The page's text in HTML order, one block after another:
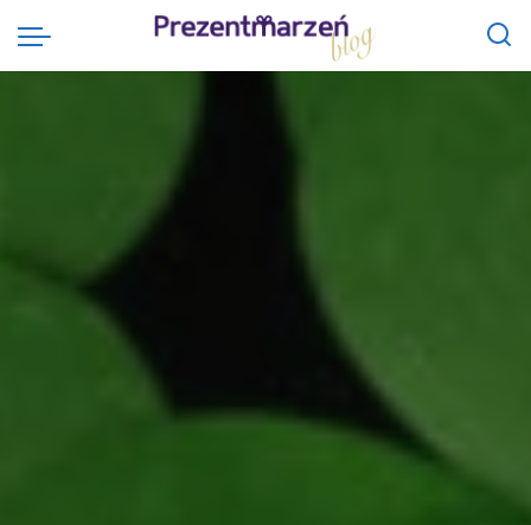
Prezentmarzeń Blog>Ciekawostki>Dzień Świętego Patryka. Jaka jest jego historia i jak możesz go świętować?